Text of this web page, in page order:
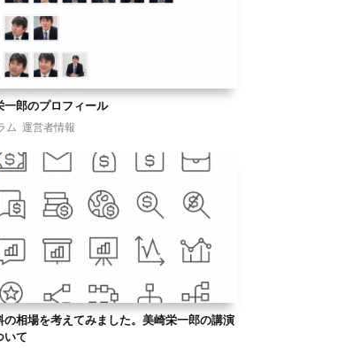
一郎のプロフィール
ム 運営者情報
の相場を考えてみました。美崎栄一郎の講演
いて